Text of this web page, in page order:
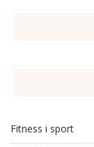
Fitness i sport